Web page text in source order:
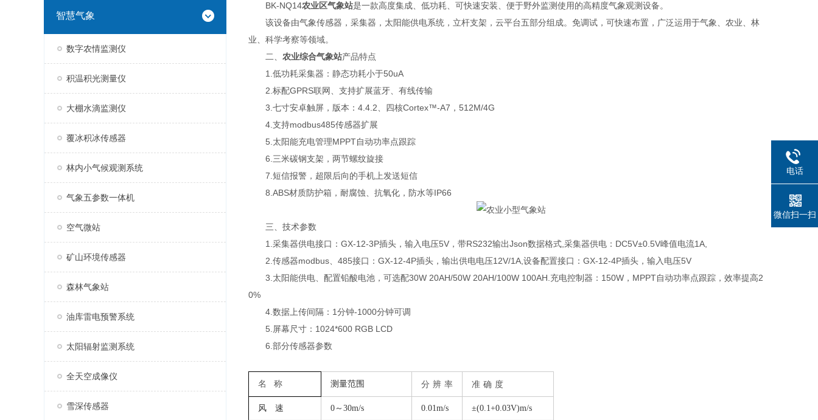
智慧气象
数字农情监测仪
积温积光测量仪
大棚水滴监测仪
覆冰积冰传感器
林内小气候观测系统
气象五参数一体机
空气微站
矿山环境传感器
森林气象站
油库雷电预警系统
太阳辐射监测系统
全天空成像仪
雪深传感器
BK-NQ14农业区气象站是一款高度集成、低功耗、可快速安装、便于野外监测使用的高精度气象观测设备。
该设备由气象传感器，采集器，太阳能供电系统，立杆支架，云平台五部分组成。免调试，可快速布置，广泛运用于气象、农业、林
业、科学考察等领域。
二、 农业综合气象站产品特点
1.低功耗采集器：静态功耗小于50uA
2.标配GPRS联网、支持扩展蓝牙、有线传输
3.七寸安卓触屏，版本：4.4.2、四核Cortex™-A7，512M/4G
4.支持modbus485传感器扩展
5.太阳能充电管理MPPT自动功率点跟踪
6.三米碳钢支架，两节螺纹旋接
7.短信报警，超限后向的手机上发送短信
8.ABS材质防护箱，耐腐蚀、抗氧化，防水等IP66
三、技术参数
1.采集器供电接口：GX-12-3P插头，输入电压5V，带RS232输出Json数据格式,采集器供电：DC5V±0.5V峰值电流1A,
2.传感器modbus、485接口：GX-12-4P插头，输出供电电压12V/1A,设备配置接口：GX-12-4P插头，输入电压5V
3.太阳能供电、配置铅酸电池，可选配30W 20AH/50W 20AH/100W 100AH.充电控制器：150W，MPPT自动功率点跟踪，效率提高2
0%
4.数据上传间隔：1分钟-1000分钟可调
5.屏幕尺寸：1024*600 RGB LCD
6.部分传感器参数
名 称 测量范围 分 辨 率 准 确 度
风 速 0～30m/s 0.01m/s ±(0.1+0.03V)m/s
电话
微信扫一扫